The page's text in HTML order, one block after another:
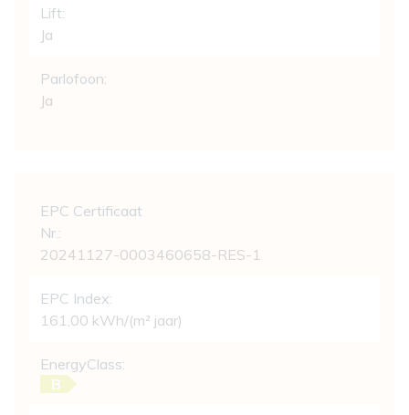
Lift:
Ja
Parlofoon:
Ja
EPC Certificaat
Nr.:
20241127-0003460658-RES-1
EPC Index:
161,00 kWh/(m² jaar)
EnergyClass:
B